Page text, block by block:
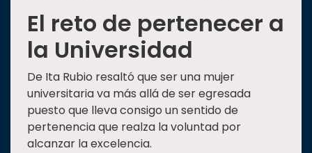
El reto de pertenecer a
la Universidad
De Ita Rubio resaltó que ser una mujer
universitaria va más allá de ser egresada
puesto que lleva consigo un sentido de
pertenencia que realza la voluntad por
alcanzar la excelencia.